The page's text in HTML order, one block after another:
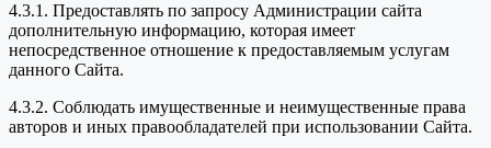
4.3.1. Предоставлять по запросу Администрации сайта
дополнительную информацию, которая имеет
непосредственное отношение к предоставляемым услугам
данного Сайта.
4.3.2. Соблюдать имущественные и неимущественные права
авторов и иных правообладателей при использовании Сайта.